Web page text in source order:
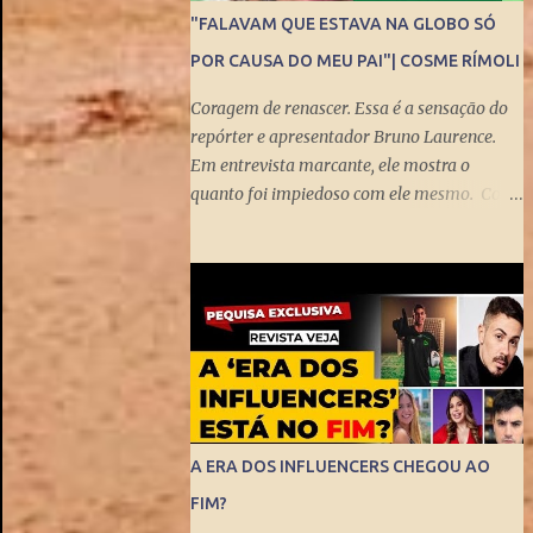
"FALAVAM QUE ESTAVA NA GLOBO SÓ
POR CAUSA DO MEU PAI"| COSME RÍMOLI
Coragem de renascer. Essa é a sensação do
repórter e apresentador Bruno Laurence.
Em entrevista marcante, ele mostra o
quanto foi impiedoso com ele mesmo. Com
Michel Laurence . Fundador da revista
Placar, ganhador do prêmio Esso,
responsável pela regionalização do Globo
Esporte, criador dos programas Grandes
Momentos do Esporte e Cartão Verde, entre
inúmeros feitos. Bruno queria fugir da
comparação. Tentou ser jogador de
basquete. Mas o jornalismo esportivo estava
A ERA DOS INFLUENCERS CHEGOU AO
FIM?